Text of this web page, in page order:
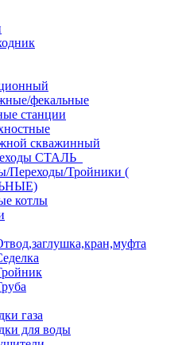
фекальные
станции
скважинный
СТАЛЬ
Переходы/Тройники (
котлы
газа
для воды